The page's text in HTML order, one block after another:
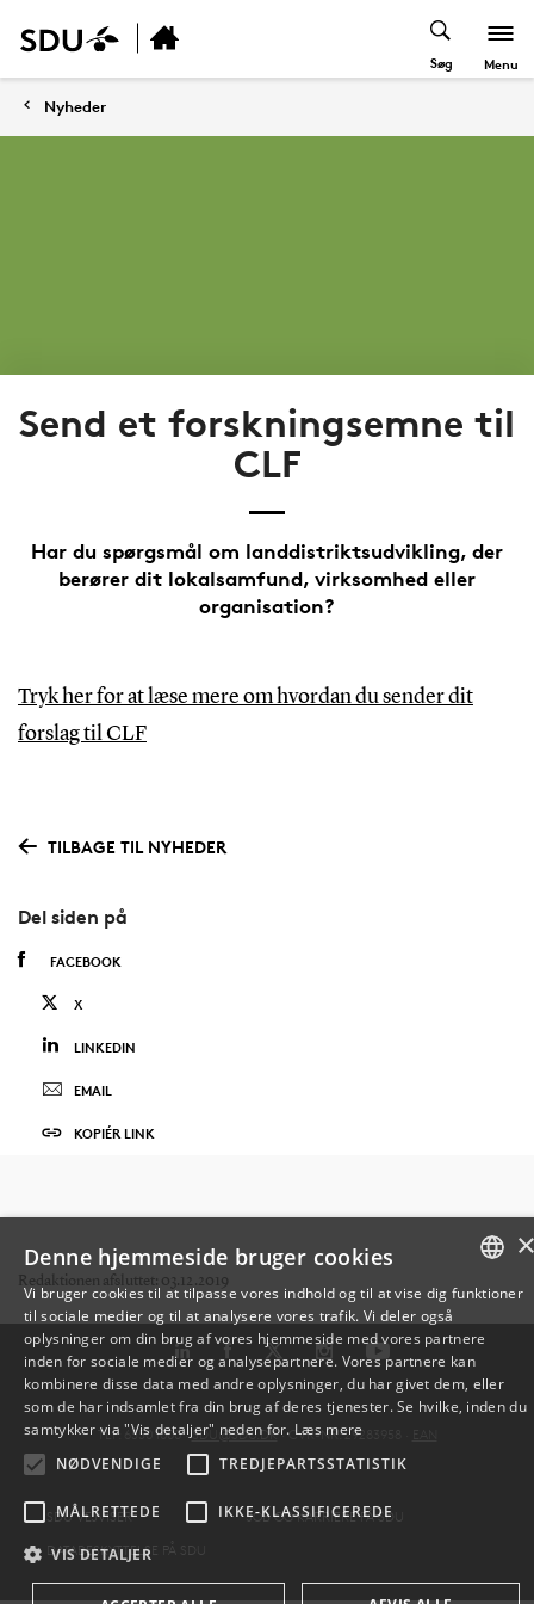
Søg Menu
Nyheder
Send et forskningsemne til
CLF
Har du spørgsmål om landdistriktsudvikling, der
berører dit lokalsamfund, virksomhed eller
organisation?
Tryk her for at læse mere om hvordan du sender dit
forslag til CLF
TILBAGE TIL NYHEDER
Del siden på
FACEBOOK
X
LINKEDIN
EMAIL
KOPIÉR LINK
Redaktionen afsluttet: 03.12.2019
TLF: 6550 1000 ·SDU@SDU.DK· CVR-NR: 29283958 ·
SDU VEJVISER
JOB OG KARRIERE PÅ SDU
DATABESKYTTELSE PÅ SDU
ENGLISH
Denne hjemmeside bruger cookies
Vi bruger cookies til at tilpasse vores indhold og til at vise dig funktioner
til sociale medier og til at analysere vores trafik. Vi deler også
oplysninger om din brug af vores hjemmeside med vores partnere
inden for sociale medier og analysepartnere. Vores partnere kan
kombinere disse data med andre oplysninger, du har givet dem, eller
som de har indsamlet fra din brug af deres tjenester. Se hvilke, inden du
samtykker via "Vis detaljer" neden for. Læs mere
NØDVENDIGE
TREDJEPARTSSTATISTIK
MÅLRETTEDE IKKE-KLASSIFICEREDE
VIS DETALJER